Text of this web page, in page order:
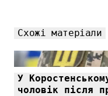
Схожі матеріали
У
чоловік після